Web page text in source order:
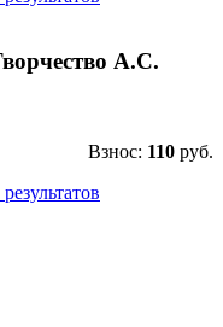
А.С.
Взнос: 110 руб.